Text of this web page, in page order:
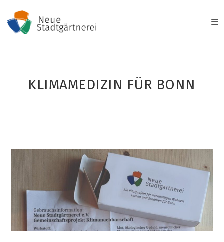
Inhalt
springen
KLIMAMEDIZIN FÜR BONN